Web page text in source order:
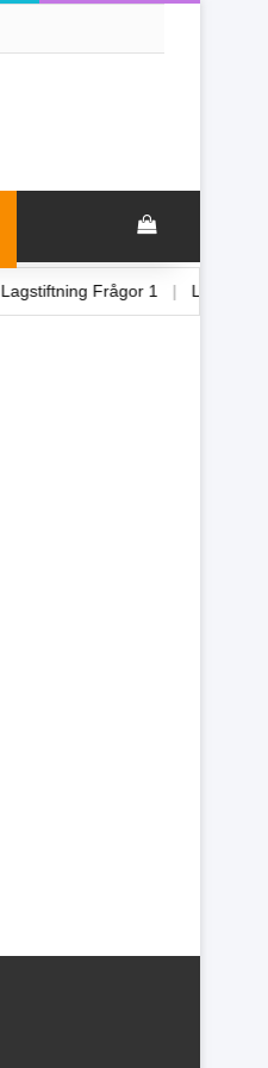
View your
| Lagstiftning Frågor 1